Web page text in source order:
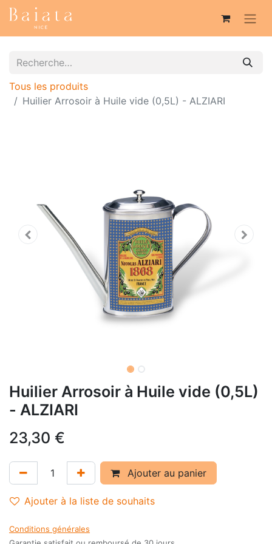
Tous les produits
Huilier Arrosoir à Huile vide (0,5L) - ALZIARI
Huilier Arrosoir à Huile vide (0,5L)
- ALZIARI
23,30 €
Ajouter au panier
Ajouter à la liste de souhaits
Conditions générales